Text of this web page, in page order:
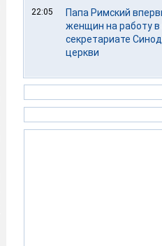
22:05
Папа Римский
женщин на работу в
секретариате
церкви